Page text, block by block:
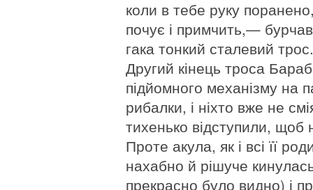
коли в тебе руку
почує і примчить,—
гака тонкий сталевий трос.
Другий кінець троса
підйомного механізму на
рибалки, і ніхто вже не
тихенько відступили, щоб
Проте акула, як і всі її
нахабно й рішуче
прекрасно було видно) і